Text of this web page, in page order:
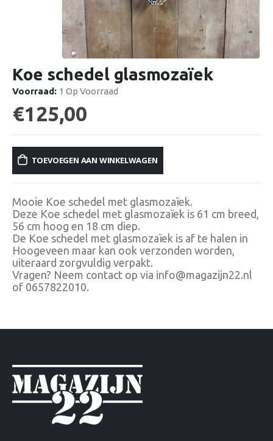
Koe schedel glasmozaïek
Voorraad: 1 Op Voorraad
€125,00
TOEVOEGEN AAN WINKELWAGEN
Mooie Koe schedel met glasmozaïek.
Deze Koe schedel met glasmozaïek is 61 cm breed,
56 cm hoog en 18 cm diep.
De Koe schedel met glasmozaïek is af te halen in
Hoogeveen maar kan ook verzonden worden,
uiteraard zorgvuldig verpakt.
Vragen? Neem contact op via info@magazijn22.nl
of 0657822010.